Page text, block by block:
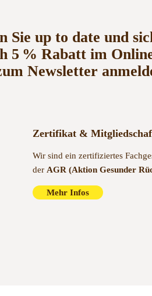
Sie up to date und
5 % Rabatt im
Newsletter
Zertifikat &
Wir sind ein zertifiziertes
derAGR (Aktion Gesunder
Mehr Infos